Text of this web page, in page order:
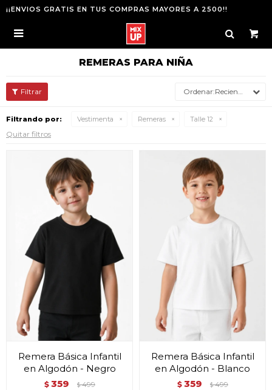
¡¡ENVIOS GRATIS EN TUS COMPRAS MAYORES A 2500!!

REMERAS PARA NIÑA
Recientes
Filtrando por: Vestimenta Remeras Talle 12
Quitar filtros
Remera Básica Infantil
en Algodón - Negro
$ 359 $ 499
Remera Básica Infantil
en Algodón - Blanco
$ 359 $ 499